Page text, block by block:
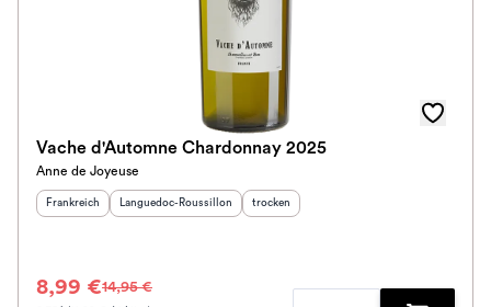
Vache d'Automne Chardonnay 2025
Anne de Joyeuse
Herkunftsland
Frankreich Herkunftsregion:
Languedoc-Roussillon Geschmack
trocken
8,99 €14,95 €